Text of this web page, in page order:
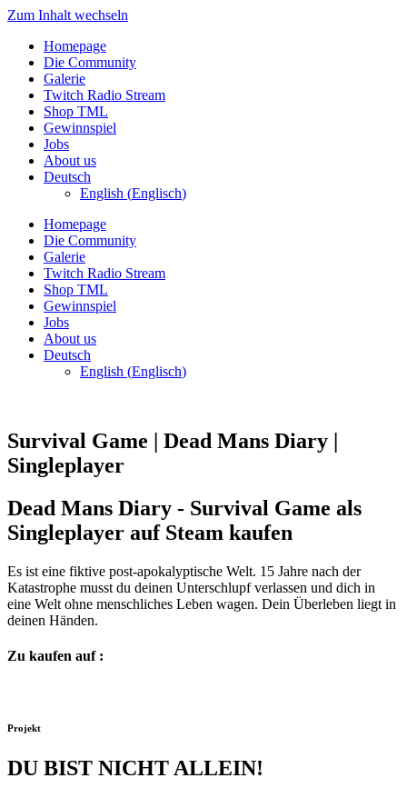
Zum Inhalt wechseln
Homepage
Die Community
Galerie
Twitch Radio Stream
Shop TML
Gewinnspiel
Jobs
About us
Deutsch
English (Englisch)
Homepage
Die Community
Galerie
Twitch Radio Stream
Shop TML
Gewinnspiel
Jobs
About us
Deutsch
English (Englisch)
Survival Game | Dead Mans Diary |
Singleplayer
Dead Mans Diary - Survival Game als
Singleplayer auf Steam kaufen
Es ist eine fiktive post-apokalyptische Welt. 15 Jahre nach der
Katastrophe musst du deinen Unterschlupf verlassen und dich in
eine Welt ohne menschliches Leben wagen. Dein Überleben liegt in
deinen Händen.
Zu kaufen auf :
Projekt
DU BIST NICHT ALLEIN!